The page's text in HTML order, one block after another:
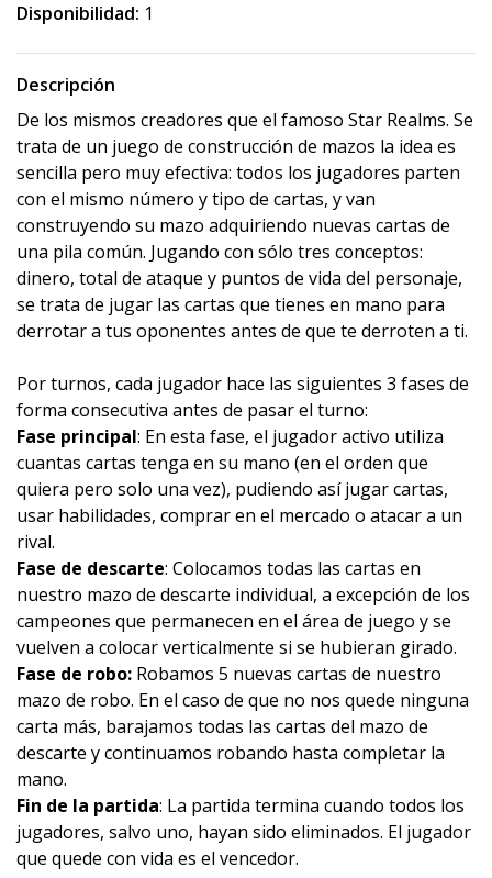
Disponibilidad: 1
Descripción
De los mismos creadores que el famoso Star Realms. Se
trata de un juego de construcción de mazos la idea es
sencilla pero muy efectiva: todos los jugadores parten
con el mismo número y tipo de cartas, y van
construyendo su mazo adquiriendo nuevas cartas de
una pila común. Jugando con sólo tres conceptos:
dinero, total de ataque y puntos de vida del personaje,
se trata de jugar las cartas que tienes en mano para
derrotar a tus oponentes antes de que te derroten a ti.
Por turnos, cada jugador hace las siguientes 3 fases de
forma consecutiva antes de pasar el turno:
Fase principal: En esta fase, el jugador activo utiliza
cuantas cartas tenga en su mano (en el orden que
quiera pero solo una vez), pudiendo así jugar cartas,
usar habilidades, comprar en el mercado o atacar a un
rival.
Fase de descarte: Colocamos todas las cartas en
nuestro mazo de descarte individual, a excepción de los
campeones que permanecen en el área de juego y se
vuelven a colocar verticalmente si se hubieran girado.
Fase de robo: Robamos 5 nuevas cartas de nuestro
mazo de robo. En el caso de que no nos quede ninguna
carta más, barajamos todas las cartas del mazo de
descarte y continuamos robando hasta completar la
mano.
Fin de la partida: La partida termina cuando todos los
jugadores, salvo uno, hayan sido eliminados. El jugador
que quede con vida es el vencedor.